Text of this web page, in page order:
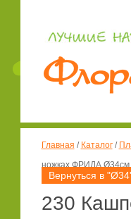
Главная / Каталог/
ножках ФРИДА Ø34см
Вернуться в
230